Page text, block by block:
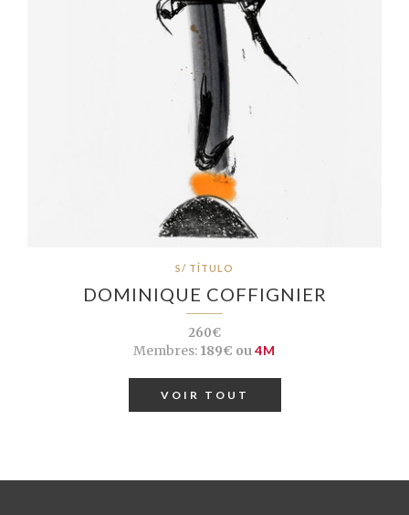
S/ TÍTULO
DOMINIQUE COFFIGNIER
260€
Membres: 189€ ou4M
VOIR TOUT